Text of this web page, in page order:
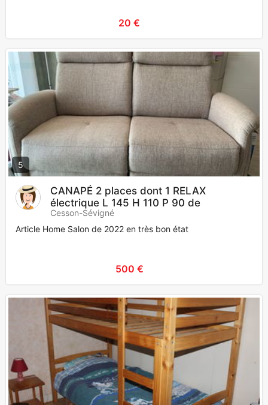
20 €
5
CANAPÉ 2 places dont 1 RELAX
électrique L 145 H 110 P 90 de
Cesson-Sévigné
Article Home Salon de 2022 en très bon état
500 €